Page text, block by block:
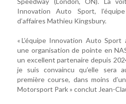
Innovation Auto Sport,
d’affaires Mathieu Kingsbury.
« L’équipe Innovation Auto
une organisation de pointe en
un excellent partenaire depuis
je suis convaincu qu’elle sera
première course, dans moins
Motorsport Park » conclut Jean-